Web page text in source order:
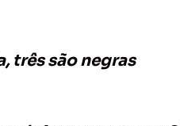
três são negras